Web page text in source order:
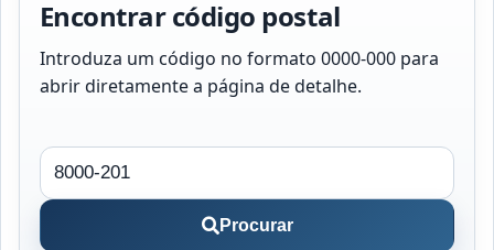
Encontrar código postal
Introduza um código no formato 0000-000 para
abrir diretamente a página de detalhe.
Procurar